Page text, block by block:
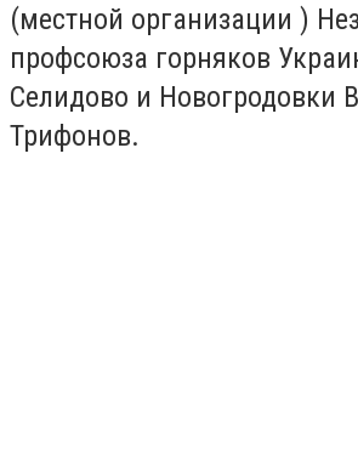
(местной организации )
профсоюза горняков
Селидово и Новогродовки
Трифонов.